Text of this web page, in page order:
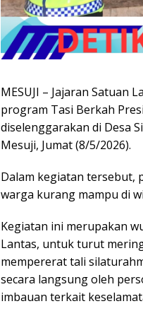
MESUJI – Jajaran Satuan
program Tasi Berkah
diselenggarakan di Desa
Mesuji, Jumat (8/5/2026).
Dalam kegiatan tersebut,
warga kurang mampu di
Kegiatan ini merupakan
Lantas, untuk turut
mempererat tali
secara langsung oleh
imbauan terkait